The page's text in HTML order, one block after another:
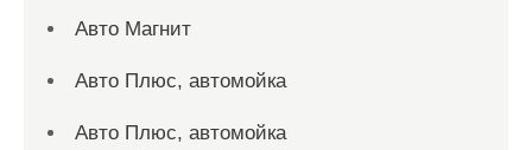
Авто Магнит
Авто Плюс, автомойка
Авто Плюс, автомойка